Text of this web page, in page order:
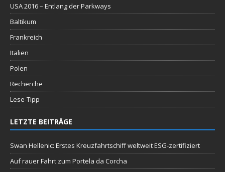
USA 2016 – Entlang der Parkways
Baltikum
Frankreich
Italien
Polen
Recherche
Lese-Tipp
LETZTE BEITRÄGE
Swan Hellenic: Erstes Kreuzfahrtschiff weltweit ESG-zertifiziert
Auf rauer Fahrt zum Portela da Corcha